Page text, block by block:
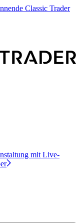
Classic Trader
mit Live-